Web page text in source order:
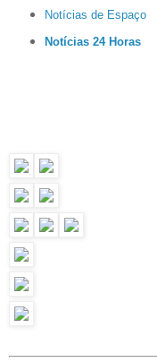
Notícias de Espaço
Notícias 24 Horas